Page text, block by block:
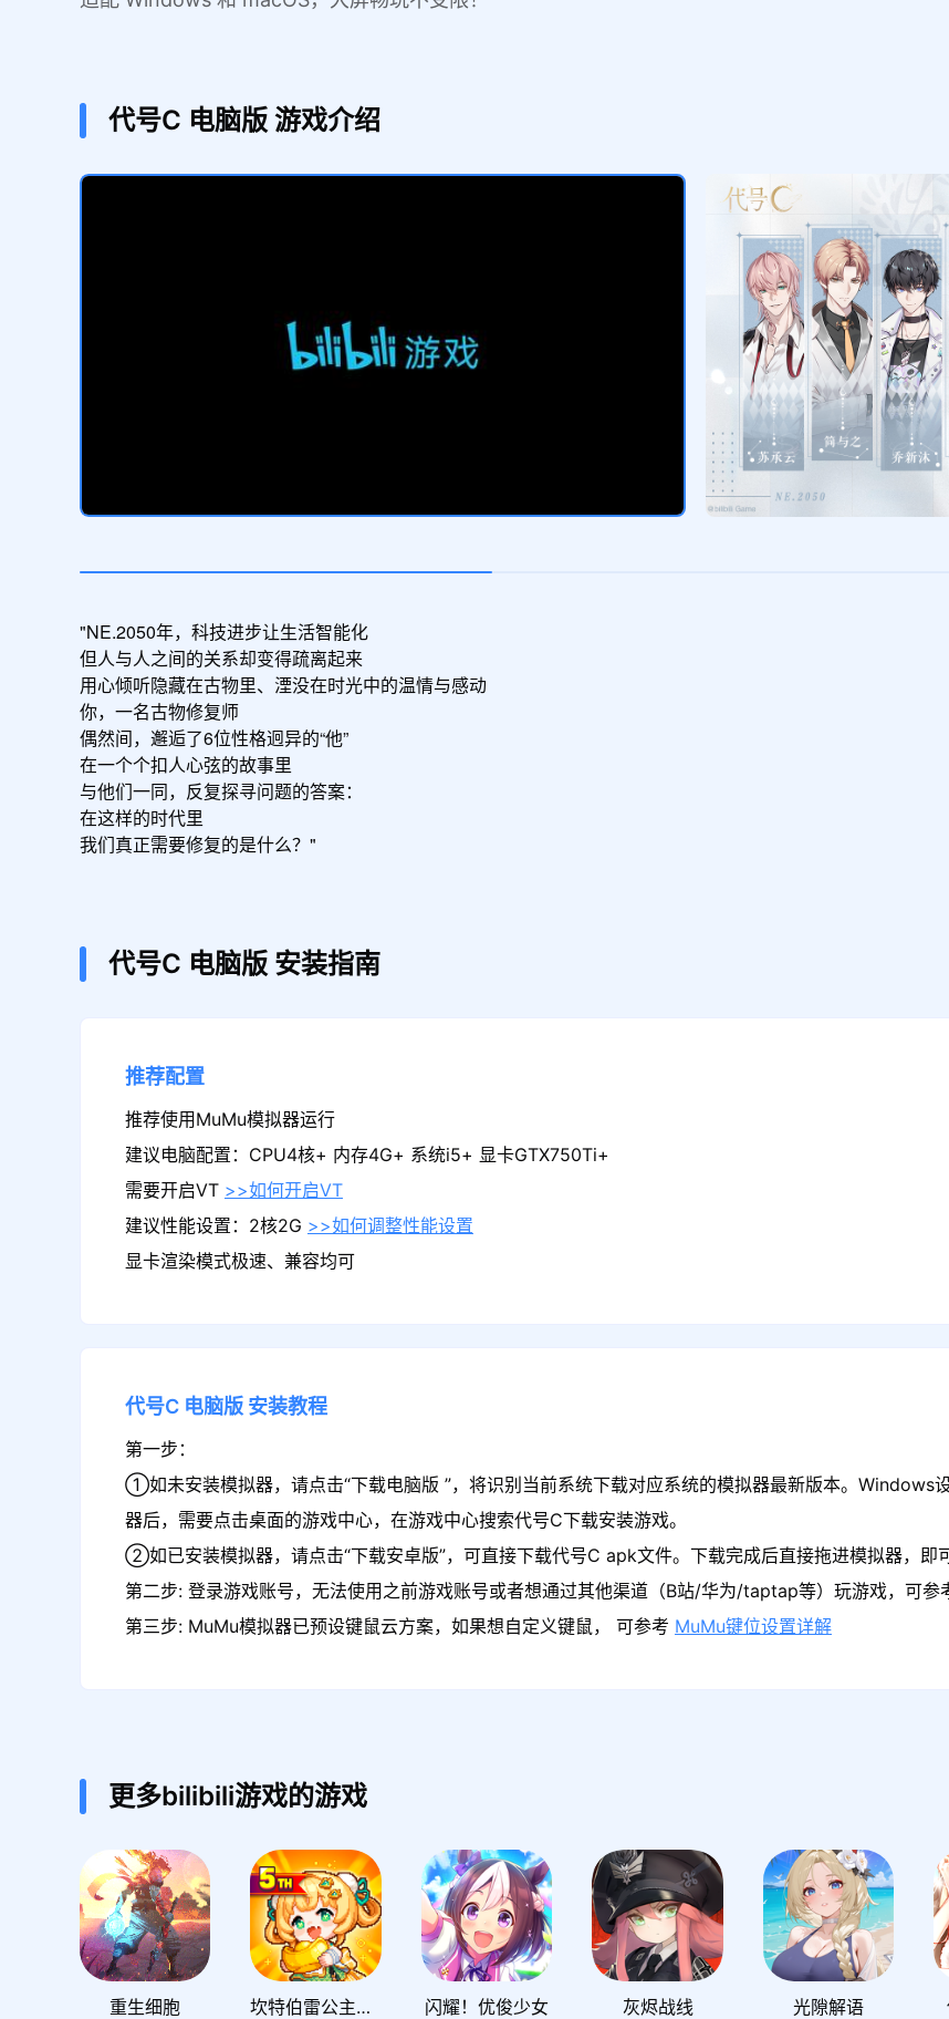
代号C 电脑版 游戏介绍
"NE.2050年，科技进步让生活智能化
但人与人之间的关系却变得疏离起来
用心倾听隐藏在古物里、湮没在时光中的温情与感动
你，一名古物修复师
偶然间，邂逅了6位性格迥异的“他”
在一个个扣人心弦的故事里
与他们一同，反复探寻问题的答案：
在这样的时代里
我们真正需要修复的是什么？"
代号C 电脑版 安装指南
推荐配置
推荐使用MuMu模拟器运行
建议电脑配置：CPU4核+ 内存4G+ 系统i5+ 显卡GTX750Ti+
需要开启VT >>如何开启VT
建议性能设置：2核2G >>如何调整性能设置
显卡渲染模式极速、兼容均可
代号C 电脑版 安装教程
第一步：
①如未安装模拟器，请点击“下载电脑版 ”，将识别当前系统下载对应系统的模拟器最新版本。Windows
器后，需要点击桌面的游戏中心，在游戏中心搜索代号C下载安装游戏。
②如已安装模拟器，请点击“下载安卓版”，可直接下载代号C apk文件。下载完成后直接拖进模拟器，即
第二步: 登录游戏账号，无法使用之前游戏账号或者想通过其他渠道（B站/华为/taptap等）玩游戏，可参
第三步: MuMu模拟器已预设键鼠云方案，如果想自定义键鼠， 可参考 MuMu键位设置详解
更多bilibili游戏的游戏
重生细胞 坎特伯雷公主与骑士唤醒冠军之剑的奇幻冒险 闪耀！优俊少女 灰烬战线 光隙解语